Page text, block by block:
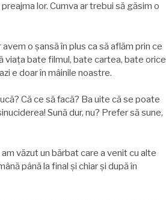
lor. Cumva ar trebui să găsim o
o şansă în plus ca să aflăm prin ce
bate filmul, bate cartea, bate orice
e doar în mâinile noastre.
Că ce să facă? Ba uite că se poate
Sună dur, nu? Prefer să sune,
văzut un bărbat care a venit cu alte
până la final şi chiar şi după în